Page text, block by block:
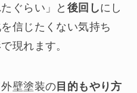
ぐらい」と 後回しにし
信じたくない気持ち
現れます。
壁塗装の 目的もやり方